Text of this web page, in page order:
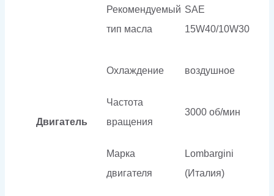
Двигатель
Рекомендуемый
тип масла
SAE
15W40/10W30
Охлаждение воздушное
Частота
вращения
3000 об/мин
Марка
двигателя
Lombargini
(Италия)